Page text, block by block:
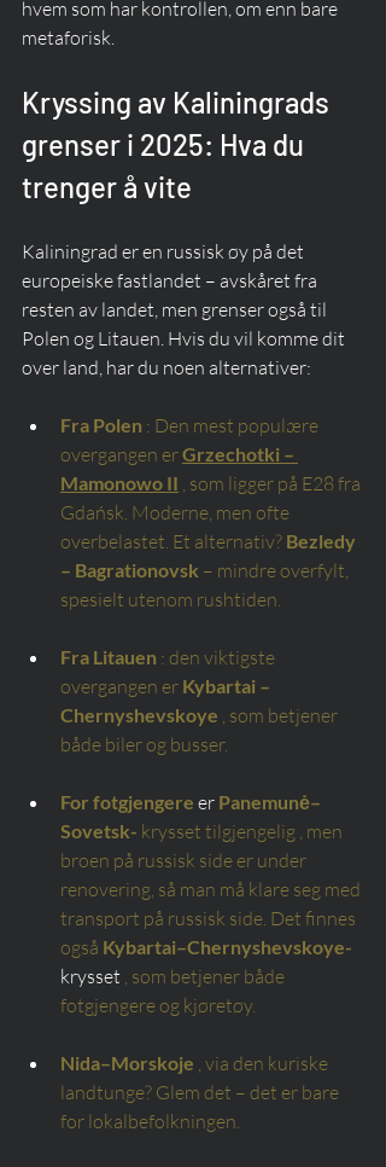
hvem som har kontrollen, om enn bare
metaforisk.
Kryssing av Kaliningrads
grenser i 2025: Hva du
trenger å vite
Kaliningrad er en russisk øy på det
europeiske fastlandet – avskåret fra
resten av landet, men grenser også til
Polen og Litauen. Hvis du vil komme dit
over land, har du noen alternativer:
Fra Polen : Den mest populære
overgangen erGrzechotki –
Mamonowo II , som ligger på E28 fra
Gdańsk. Moderne, men ofte
overbelastet. Et alternativ? Bezledy
– Bagrationovsk – mindre overfylt,
spesielt utenom rushtiden.
Fra Litauen : den viktigste
overgangen er Kybartai –
Chernyshevskoye , som betjener
både biler og busser.
For fotgjengere er Panemunė–
Sovetsk- krysset tilgjengelig , men
broen på russisk side er under
renovering, så man må klare seg med
transport på russisk side. Det finnes
også Kybartai–Chernyshevskoye-
krysset , som betjener både
fotgjengere og kjøretøy.
Nida–Morskoje , via den kuriske
landtunge? Glem det – det er bare
for lokalbefolkningen.